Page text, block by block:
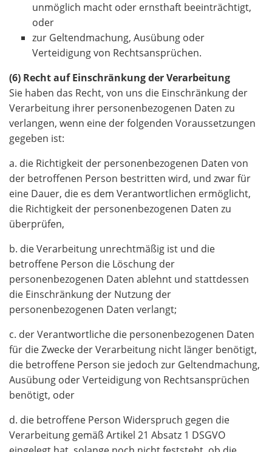
unmöglich macht oder ernsthaft beeinträchtigt,
oder
zur Geltendmachung, Ausübung oder
Verteidigung von Rechtsansprüchen.
(6) Recht auf Einschränkung der Verarbeitung
Sie haben das Recht, von uns die Einschränkung der
Verarbeitung ihrer personenbezogenen Daten zu
verlangen, wenn eine der folgenden Voraussetzungen
gegeben ist:
a. die Richtigkeit der personenbezogenen Daten von
der betroffenen Person bestritten wird, und zwar für
eine Dauer, die es dem Verantwortlichen ermöglicht,
die Richtigkeit der personenbezogenen Daten zu
überprüfen,
b. die Verarbeitung unrechtmäßig ist und die
betroffene Person die Löschung der
personenbezogenen Daten ablehnt und stattdessen
die Einschränkung der Nutzung der
personenbezogenen Daten verlangt;
c. der Verantwortliche die personenbezogenen Daten
für die Zwecke der Verarbeitung nicht länger benötigt,
die betroffene Person sie jedoch zur Geltendmachung,
Ausübung oder Verteidigung von Rechtsansprüchen
benötigt, oder
d. die betroffene Person Widerspruch gegen die
Verarbeitung gemäß Artikel 21 Absatz 1 DSGVO